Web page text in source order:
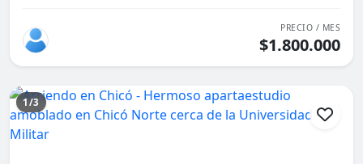
PRECIO / MES
$1.800.000
1/3